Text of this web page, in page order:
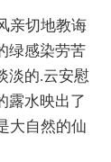
亲切地教诲
绿感染劳苦
淡的.云安慰
露水映出了
大自然的仙